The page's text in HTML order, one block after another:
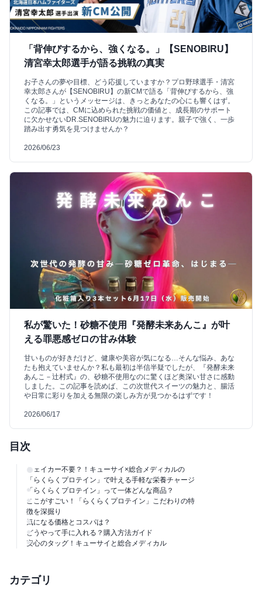
「背伸びするから、強くなる。」【SENOBIRU】
清宮幸太郎選手が語る挑戦の真実
お子さんの夢や目標、どう応援していますか？プロ野球選手・清宮
幸太郎さんが【SENOBIRU】の新CMで語る「背伸びするから、強
くなる。」というメッセージは、きっとあなたの心にも響くはず。
この記事では、CMに込められた挑戦の価値と、成長期のサポート
に欠かせないDR.SENOBIRUの魅力に迫ります。親子で強く、一歩
踏み出す勇気を見つけませんか？
2026/06/23
私が驚いた！砂糖不使用『発酵未来あんこ』が叶
える罪悪感ゼロの甘み体験
甘いものが好きだけど、健康や美容が気になる…そんな悩み、あな
たも抱えていませんか？私も最初は半信半疑でしたが、『発酵未来
あんこ－辻村式』の、砂糖不使用なのに驚くほど奥深い甘さに感動
しました。この記事を読めば、この次世代スイーツの魅力と、腸活
や日常に彩りを加える無限の楽しみ方が見つかるはずです！
2026/06/17
目次
シェイカー不要？！キューサイ×総合メディカルの
「らくらくプロテイン」で叶える手軽な栄養チャージ
「らくらくプロテイン」って一体どんな商品？
ここがすごい！「らくらくプロテイン」こだわりの特
徴を深掘り
気になる価格とコスパは？
どうやって手に入れる？購入方法ガイド
安心のタッグ！キューサイと総合メディカル
カテゴリ